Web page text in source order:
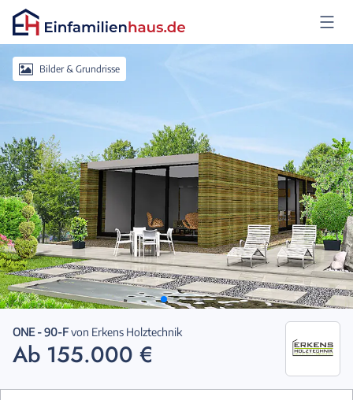
AnmeldenBilder & Grundrisse
ONE - 90-Fvon Erkens Holztechnik
Ab 155.000 €